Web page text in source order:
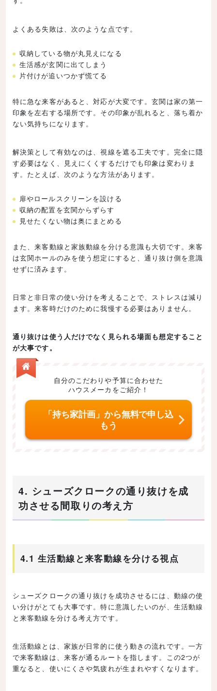
よくある失敗は、次のような点です。
収納している物が丸見えになる
生活感が玄関に出てしまう
片付けが追いつかず慌てる
特に急な来客があると、対応が大変です。玄関は家の第一
印象を左右する場所です。その印象が乱れると、落ち着か
ない気持ちになります。
解決策として有効なのは、視線を遮る工夫です。完全に隠
す必要はなく、見えにくくするだけでも印象は変わりま
す。たとえば、次のような方法があります。
扉やロールスクリーンを設ける
収納の配置を玄関からずらす
見せたくない物は奥にまとめる
また、来客動線と家族動線を分ける意識も大切です。来客
は玄関ホールのみを使う想定にすると、通り抜け側を意識
せずに済みます。
日常と非日常の使い分けを考えることで、ストレスは減り
ます。来客時だけのために我慢する必要はありません。
通り抜けは使う人だけでなく見られる場面も想定すること
が大事です。
自分のこだわりや予算に合わせた
ハウスメーカをご紹介！
「持ち家計画」から無料で申し込
もう
4. シューズクロークの通り抜けを成
功させる間取りの考え方
4.1 生活動線と来客動線を分ける視点
シューズクロークの通り抜けを成功させるには、動線の使
い分けがとても大事です。特に意識したいのが、生活動線
と来客動線を分ける考え方です。
生活動線とは、家族が日常的に使う動きの流れです。一方
で来客動線は、来客が通るルートを指します。この2つが
重なると、使いにくさや気疲れが生まれやすくなります。